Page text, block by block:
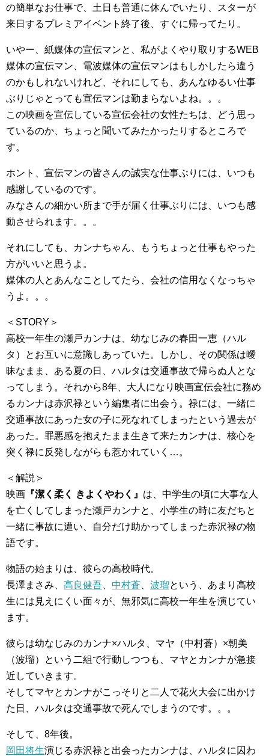
の簡単なお仕事で、土日も普通に休んでいたり、スターが
来日するプレミアイベント終了後、すぐに帰ってたり。
いやー、紙媒体の宣伝マンと、私がよくやり取りするWEB
媒体の宣伝マン、電波媒体の宣伝マンはもしかしたら違う
のかもしれないけれど、それにしても、あんなゆるい仕事
ぶりじゃとっても宣伝マンは勤まらないよね。。。
この映画を宣伝している宣伝会社の女性たちは、どう思っ
ているのか、ちょっと聞いてみたかったりするところで
す。
ホント、宣伝マンの皆さんの誠実な仕事ぶりには、いつも
感謝しているのです。
みなさんの細かい所まで手が届く仕事ぶりには、いつも感
動させられます。。。
それにしても、カンナちゃん、もうちょっと仕事もやった
方がいいと思うよ。
媒体の人とあんなことしてたら、会社の信用なくなっちゃ
うよ。。。
＜STORY＞
高校一年生の瀬戸カンナは、幼なじみの春田一恵（ハル
タ）とお互いに意識しあっていた。しかし、その関係は曖
昧なまま、ある夏の日、ハルタは交通事故で帰らぬ人とな
ってしまう。それから8年、大人になり映画宣伝会社に務め
るカンナは赤沢禄という編集者に出会う。禄には、一緒に
交通事故にあった女の子に死なれてしまったという過去が
あった。罪悪感を抱えたまま生きて来たカンナは、核心を
突く禄に反発しながらも惹かれていく…。
＜解説＞
映画 『潔く柔く きよくやわく』 は、中学生の頃に大事な人
を亡くしてしまった瀬戸カンナと、小学生の時に友だちと
一緒に事故に遭い、自分だけ助かってしまった赤沢禄の物
語です。
物語の始まりは、彼らの高校時代。
長澤まさみ、 高良健吾 中村蒼 波瑠という、あまり高校
生には見えにくい面々が、無邪気に高校一年生を演じてい
ます。
彼らは幼なじみのカンナ×ハルタ、マヤ（中村蒼）×朝美
（波瑠）という二組で行動しつつも、マヤとカンナが急接
近していきます。
そしてマヤとカンナがこっそりと二人で花火大会に出かけ
た日、ハルタは交通事故で死んでしまうのです。。。
そして、8年後。
岡田将生演じる赤沢禄と出会ったカンナは、ハルタに囚わ